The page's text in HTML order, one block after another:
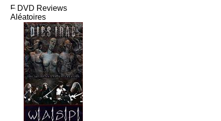
DVD Reviews
Aléatoires